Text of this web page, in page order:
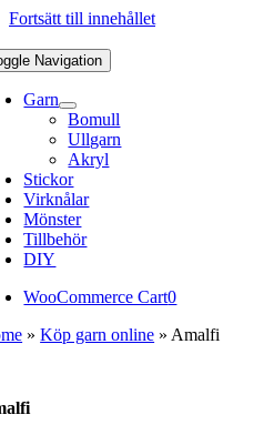
Fortsätt till innehållet
Navigation
Garn
Bomull
Ullgarn
Akryl
Stickor
Virknålar
Mönster
Tillbehör
DIY
WooCommerce Cart0
»Köp garn online » Amalfi